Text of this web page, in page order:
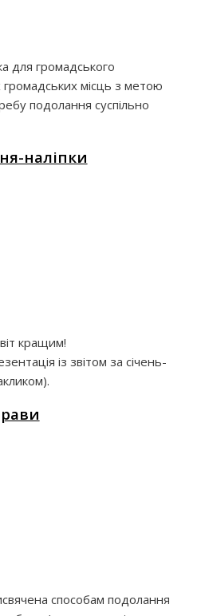
для громадського
громадських місць з метою
подолання суспільно
наліпки
кращим!
із звітом за січень-
способам подолання